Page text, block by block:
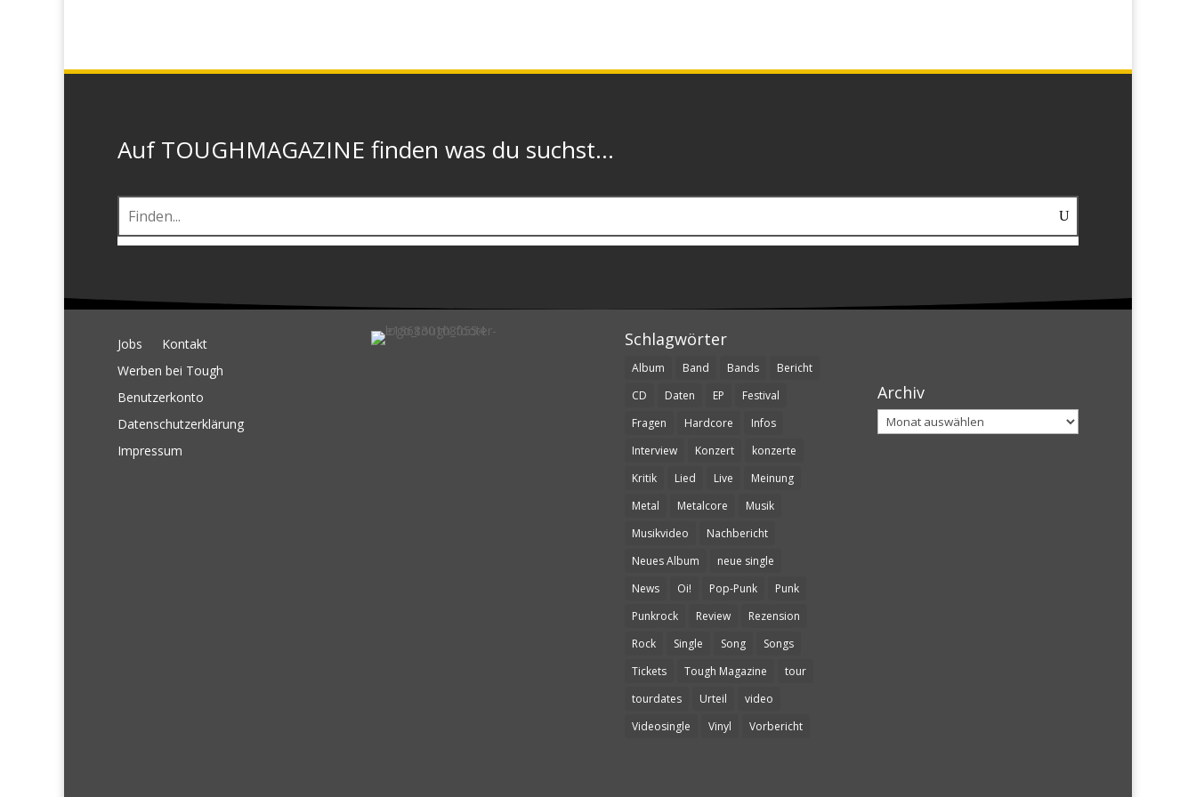
Auf TOUGHMAGAZINE finden was du suchst...
Jobs
Kontakt
Werben bei Tough
Benutzerkonto
Datenschutzerklärung
Impressum
Schlagwörter
Album Band Bands
Bericht
CD
Daten EP
Festival
Fragen
Hardcore
Infos
Interview
Konzert
konzerte
Kritik
Lied Live
Meinung
Metal
Metalcore
Musik
Musikvideo
Nachbericht
Neues Album
neue single
News
Oi! Pop-Punk
Punk
Punkrock
Review
Rezension
Rock
Single Song
Songs
Tickets
Tough Magazine
tour
tourdates
Urteil
video
Videosingle
Vinyl Vorbericht
Archiv
Archiv